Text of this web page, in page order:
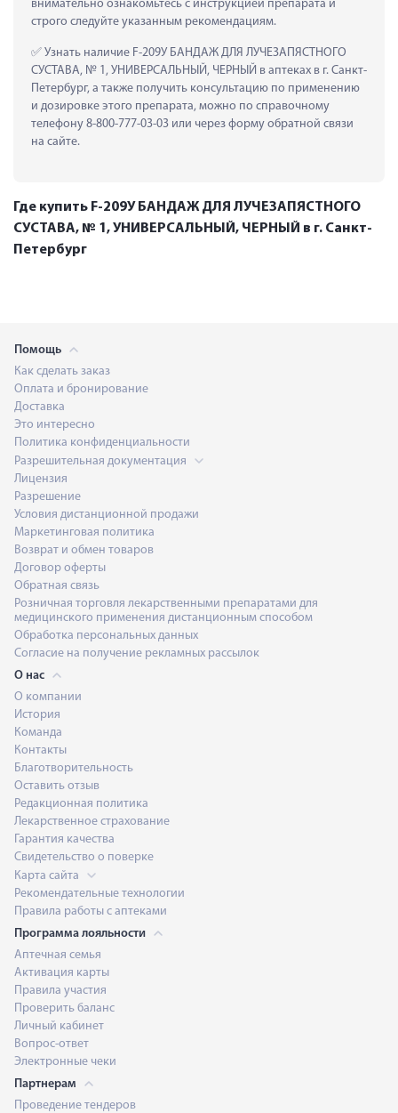
внимательно ознакомьтесь с инструкцией препарата и
строго следуйте указанным рекомендациям.
Узнать наличие F-209У БАНДАЖ ДЛЯ ЛУЧЕЗАПЯСТНОГО
СУСТАВА, № 1, УНИВЕРСАЛЬНЫЙ, ЧЕРНЫЙ в аптеках в г. Санкт-
Петербург, а также получить консультацию по применению
и дозировке этого препарата, можно по справочному
телефону 8-800-777-03-03 или через форму обратной связи
на сайте.
Где купить F-209У БАНДАЖ ДЛЯ ЛУЧЕЗАПЯСТНОГО
СУСТАВА, № 1, УНИВЕРСАЛЬНЫЙ, ЧЕРНЫЙ в г. Санкт-
Петербург
Помощь
Как сделать заказ
Оплата и бронирование
Доставка
Это интересно
Политика конфиденциальности
Разрешительная документация
Лицензия
Разрешение
Условия дистанционной продажи
Маркетинговая политика
Возврат и обмен товаров
Договор оферты
Обратная связь
Розничная торговля лекарственными препаратами для
медицинского применения дистанционным способом
Обработка персональных данных
Согласие на получение рекламных рассылок
О нас
О компании
История
Команда
Контакты
Благотворительность
Оставить отзыв
Редакционная политика
Лекарственное страхование
Гарантия качества
Свидетельство о поверке
Карта сайта
Рекомендательные технологии
Правила работы с аптеками
Программа лояльности
Аптечная семья
Активация карты
Правила участия
Проверить баланс
Личный кабинет
Вопрос-ответ
Электронные чеки
Партнерам
Проведение тендеров